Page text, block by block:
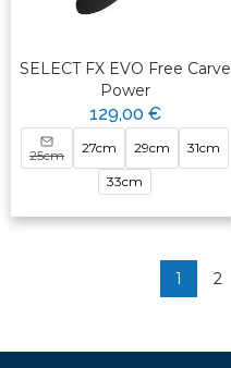
SELECT FX EVO Free Carve
Power
129,00 €
25cm 27cm 29cm 31cm
33cm
1 2